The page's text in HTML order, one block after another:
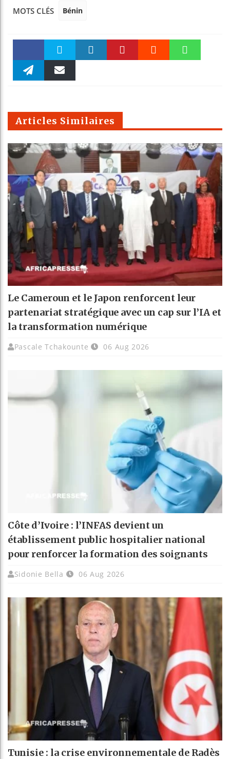
MOTS CLÉS Bénin
Faceboo Twitter
m
Articles Similaires
Le Cameroun et le Japon renforcent leur
partenariat stratégique avec un cap sur l’IA et
la transformation numérique
Pascale Tchakounte 06 Aug 2026
Côte d’Ivoire : l’INFAS devient un
établissement public hospitalier national
pour renforcer la formation des soignants
Sidonie Bella 06 Aug 2026
Tunisie : la crise environnementale de Radès